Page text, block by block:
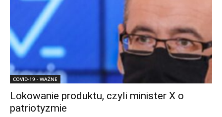
COVID-19 - WAŻNE
Lokowanie produktu, czyli minister X o
patriotyzmie